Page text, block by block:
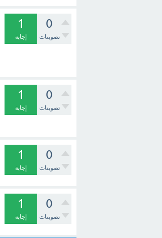
0
تصويتات
1
إجابة
0
تصويتات
1
إجابة
0
تصويتات
1
إجابة
0
تصويتات
1
إجابة